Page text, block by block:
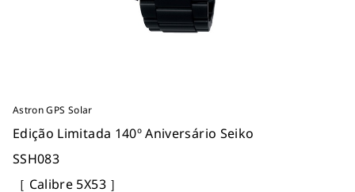
Astron GPS Solar
Edição Limitada 140º Aniversário Seiko
SSH083
［ Calibre 5X53 ］